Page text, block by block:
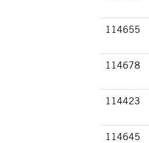
114655
114678
114423
114645